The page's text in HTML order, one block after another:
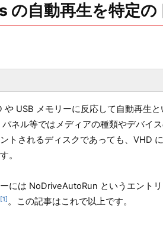
の自動再生を特定の
USB メモリーに反応して自動再生
ネル等ではメディアの種類やデバイ
トされるディスクであっても、VHD
。
には NoDriveAutoRun というエント
1 。この記事はこれで以上です。